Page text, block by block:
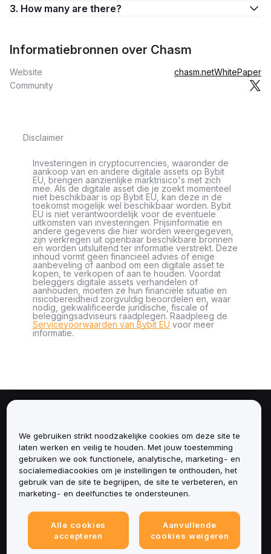
3. How many are there?
Informatiebronnen over Chasm
Website chasm.netWhitePaper
Community
Disclaimer
Investeringen in cryptocurrencies, waaronder de
aankoop van en andere digitale assets op Bybit
EU, brengen aanzienlijke marktrisico's met zich
mee. Als de digitale asset die je zoekt momenteel
niet beschikbaar is op Bybit EU, kan deze in de
toekomst mogelijk wel beschikbaar worden. Bybit
EU is niet verantwoordelijk voor de eventuele
uitkomsten van investeringen. Prijsinformatie en
andere gegevens die hier worden weergegeven,
zijn verkregen uit openbaar beschikbare bronnen
en worden uitsluitend ter informatie verstrekt. Deze
inhoud vormt geen financieel advies of enige
aanbeveling of aanbod om een digitale asset te
kopen, te verkopen of aan te houden. Voordat
beleggers digitale assets verhandelen of
aanhouden, moeten ze hun financiële situatie en
risicobereidheid zorgvuldig beoordelen en, waar
nodig, gekwalificeerde juridische, fiscale of
beleggingsadviseurs raadplegen. Raadpleeg de
Servicevoorwaarden van Bybit EU voor meer
informatie.
Diensten
Ondersteuning
Juridisch
We gebruiken strikt noodzakelijke cookies om deze site te
laten werken en veilig te houden. Met jouw toestemming
gebruiken we ook functionele, analytische, marketing- en
socialemediacookies om je instellingen te onthouden, het
gebruik van de site te begrijpen, de site te verbeteren, en
marketing- en deelfuncties te ondersteunen.
Alle cookies
accepteren
Aanvullende
cookies weigeren